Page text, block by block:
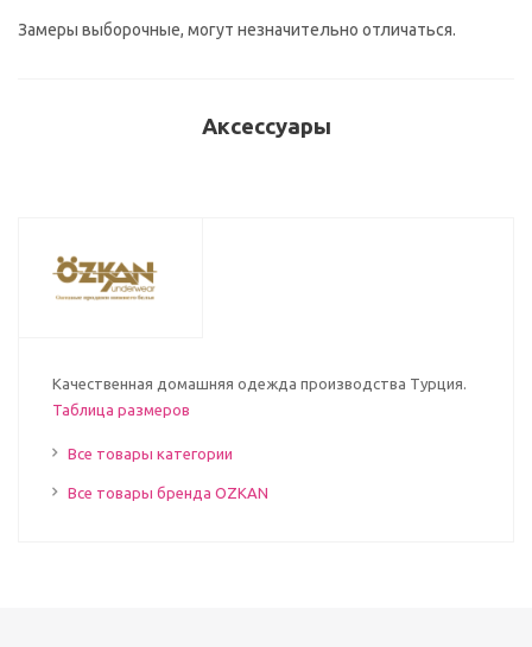
Замеры выборочные, могут незначительно отличаться.
Аксессуары
Качественная домашняя одежда производства Турция.
Таблица размеров
Все товары категории
Все товары бренда OZKAN